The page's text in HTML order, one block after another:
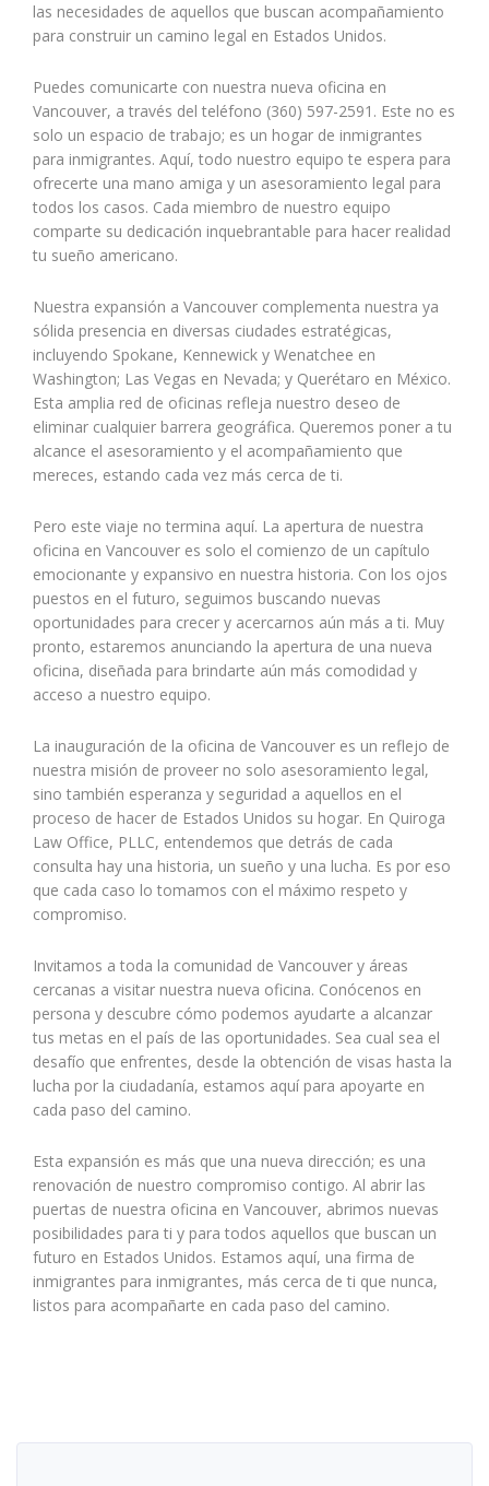
las necesidades de aquellos que buscan acompañamiento
para construir un camino legal en Estados Unidos.
Puedes comunicarte con nuestra nueva oficina en
Vancouver, a través del teléfono (360) 597-2591. Este no es
solo un espacio de trabajo; es un hogar de inmigrantes
para inmigrantes. Aquí, todo nuestro equipo te espera para
ofrecerte una mano amiga y un asesoramiento legal para
todos los casos. Cada miembro de nuestro equipo
comparte su dedicación inquebrantable para hacer realidad
tu sueño americano.
Nuestra expansión a Vancouver complementa nuestra ya
sólida presencia en diversas ciudades estratégicas,
incluyendo Spokane, Kennewick y Wenatchee en
Washington; Las Vegas en Nevada; y Querétaro en México.
Esta amplia red de oficinas refleja nuestro deseo de
eliminar cualquier barrera geográfica. Queremos poner a tu
alcance el asesoramiento y el acompañamiento que
mereces, estando cada vez más cerca de ti.
Pero este viaje no termina aquí. La apertura de nuestra
oficina en Vancouver es solo el comienzo de un capítulo
emocionante y expansivo en nuestra historia. Con los ojos
puestos en el futuro, seguimos buscando nuevas
oportunidades para crecer y acercarnos aún más a ti. Muy
pronto, estaremos anunciando la apertura de una nueva
oficina, diseñada para brindarte aún más comodidad y
acceso a nuestro equipo.
La inauguración de la oficina de Vancouver es un reflejo de
nuestra misión de proveer no solo asesoramiento legal,
sino también esperanza y seguridad a aquellos en el
proceso de hacer de Estados Unidos su hogar. En Quiroga
Law Office, PLLC, entendemos que detrás de cada
consulta hay una historia, un sueño y una lucha. Es por eso
que cada caso lo tomamos con el máximo respeto y
compromiso.
Invitamos a toda la comunidad de Vancouver y áreas
cercanas a visitar nuestra nueva oficina. Conócenos en
persona y descubre cómo podemos ayudarte a alcanzar
tus metas en el país de las oportunidades. Sea cual sea el
desafío que enfrentes, desde la obtención de visas hasta la
lucha por la ciudadanía, estamos aquí para apoyarte en
cada paso del camino.
Esta expansión es más que una nueva dirección; es una
renovación de nuestro compromiso contigo. Al abrir las
puertas de nuestra oficina en Vancouver, abrimos nuevas
posibilidades para ti y para todos aquellos que buscan un
futuro en Estados Unidos. Estamos aquí, una firma de
inmigrantes para inmigrantes, más cerca de ti que nunca,
listos para acompañarte en cada paso del camino.